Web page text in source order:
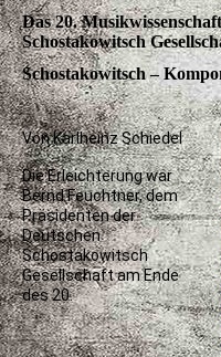
Das 20.
Schostakowitsch
Schostakowitsch –
Von Karlheinz Schiedel
Die Erleichterung war
Bernd Feuchtner, dem
Präsidenten der
Deutschen
Schostakowitsch
Gesellschaft am Ende
des 20.